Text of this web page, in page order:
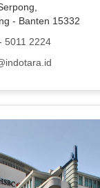
- Banten 15332
5011 2224